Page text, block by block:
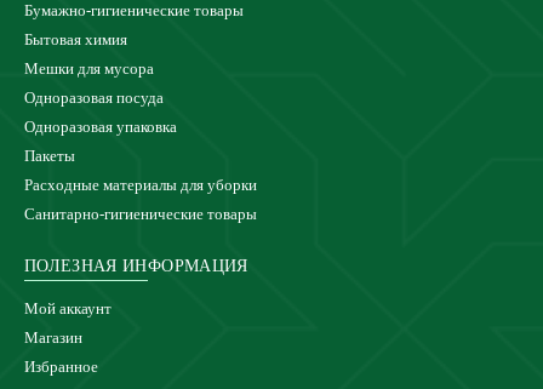
Бумажно-гигиенические товары
Бытовая химия
Мешки для мусора
Одноразовая посуда
Одноразовая упаковка
Пакеты
Расходные материалы для уборки
Санитарно-гигиенические товары
ПОЛЕЗНАЯ ИНФОРМАЦИЯ
Мой аккаунт
Магазин
Избранное